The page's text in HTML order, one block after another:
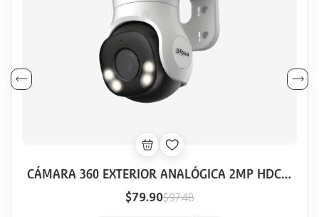
CÁMARA 360 EXTERIOR ANALÓGICA 2MP HDCVI
DAHUA FULL COLOR SMART 40M AUDIO
$79.90$97.48